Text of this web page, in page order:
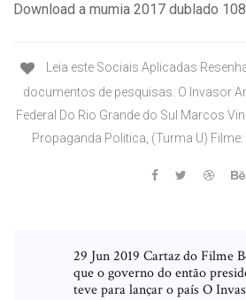
Download a mumia 2017 dublado
Leia este Sociais Aplicadas
documentos de pesquisas. O Invasor
Federal Do Rio Grande do Sul Marcos
Propaganda Politica, (Turma U)
29 Jun 2019 Cartaz do Filme
que o governo do então
teve para lançar o país O